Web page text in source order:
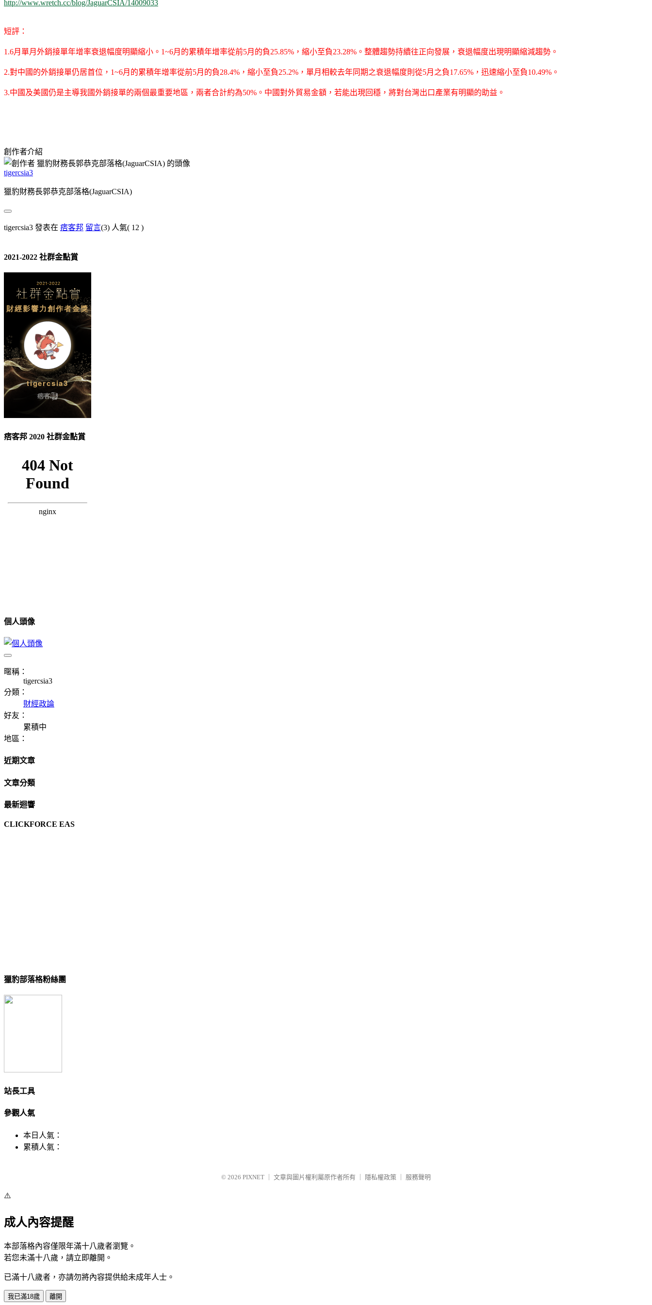
http://www.wretch.cc/blog/JaguarCSIA/14009033
短評：
1.6月單月外銷接單年增率衰退幅度明顯縮小。1~6月的累積年增率從前5月的負25.85%，縮小至負23.28%。整體趨勢持續往正向發展，衰退幅度出現明顯縮減趨勢。
2.對中國的外銷接單仍居首位，1~6月的累積年增率從前5月的負28.4%，縮小至負25.2%，單月相較去年同期之衰退幅度則從5月之負17.65%，迅速縮小至負10.49%。
3.中國及美國仍是主導我國外銷接單的兩個最重要地區，兩者合計約為50%。中國對外貿易金額，若能出現回穩，將對台灣出口產業有明顯的助益。
創作者介紹
tigercsia3
獵豹財務長郭恭克部落格(JaguarCSIA)
tigercsia3 發表在 痞客邦 留言(3) 人氣( 12 )
2021-2022 社群金點賞
痞客邦 2020 社群金點賞
個人頭像
暱稱：
tigercsia3
分類：
財經政論
好友：
累積中
地區：
近期文章
文章分類
最新迴響
CLICKFORCE EAS
獵豹部落格粉絲團
站長工具
參觀人氣
本日人氣：
累積人氣：
© 2026 PIXNET 文章與圖片權利屬原作者所有 隱私權政策 服務聲明
⚠️
成人內容提醒
本部落格內容僅限年滿十八歲者瀏覽。
若您未滿十八歲，請立即離開。
已滿十八歲者，亦請勿將內容提供給未成年人士。
我已滿18歲 離開